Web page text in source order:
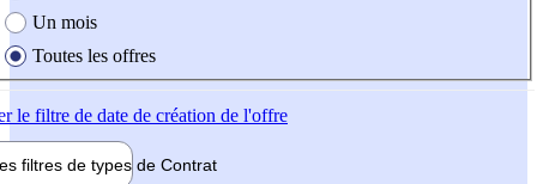
Un mois
Toutes les offres
le filtre de date de création de l'offre
filtres de types de Contrat